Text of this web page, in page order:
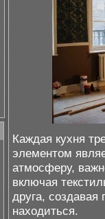
Каждая кухня
элементом
атмосферу,
включая
друга, создавая
находиться.